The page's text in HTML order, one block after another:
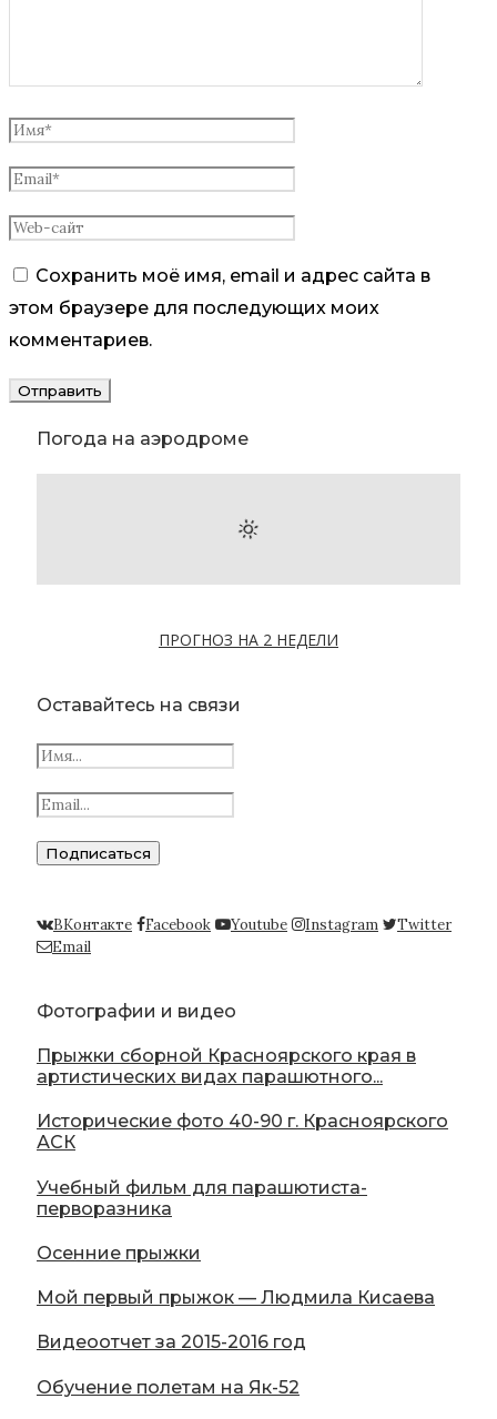
Сохранить моё имя, email и адрес сайта в
этом браузере для последующих моих
комментариев.
Погода на аэродроме
ПРОГНОЗ НА 2 НЕДЕЛИ
Оставайтесь на связи
ВКонтакте Facebook Youtube Instagram
Twitter
Email
Фотографии и видео
Прыжки сборной Красноярского края в
артистических видах парашютного...
Исторические фото 40-90 г. Красноярского
АСК
Учебный фильм для парашютиста-
перворазника
Осенние прыжки
Мой первый прыжок — Людмила Кисаева
Видеоотчет за 2015-2016 год
Обучение полетам на Як-52